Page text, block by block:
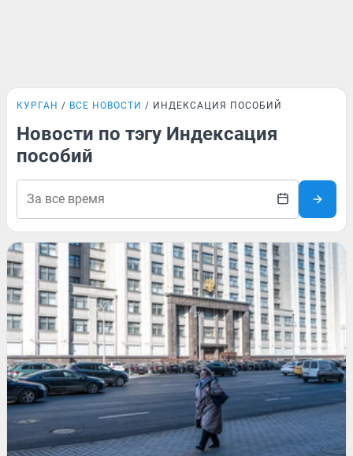
КУРГАН ВСЕ НОВОСТИ ИНДЕКСАЦИЯ ПОСОБИЙ
Новости по тэгу Индексация
пособий